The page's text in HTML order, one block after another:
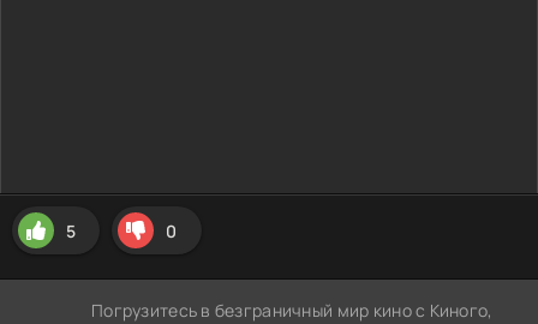
5 0
Погрузитесь в безграничный мир кино с Киного,